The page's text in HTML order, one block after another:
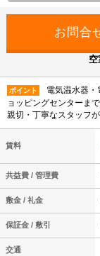
ポイント
電気温水器
ョッピングセンターま
親切・丁寧なスタッフ
賃料
共益費 / 管理費
敷金 / 礼金
保証金 / 敷引
交通